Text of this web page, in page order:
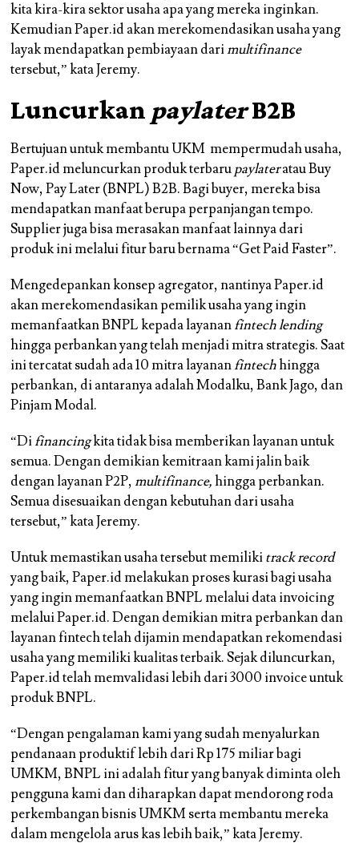
kita kira-kira sektor usaha apa yang mereka inginkan.
Kemudian Paper.id akan merekomendasikan usaha yang
layak mendapatkan pembiayaan darimultifinance
tersebut,” kata Jeremy.
Luncurkan paylaterB2B
Bertujuan untuk membantu UKM mempermudah usaha,
Paper.id meluncurkan produk terbarupaylateratau Buy
Now, Pay Later (BNPL) B2B. Bagi buyer, mereka bisa
mendapatkan manfaat berupa perpanjangan tempo.
Supplier juga bisa merasakan manfaat lainnya dari
produk ini melalui fitur baru bernama “Get Paid Faster”.
Mengedepankan konsep agregator, nantinya Paper.id
akan merekomendasikan pemilik usaha yang ingin
memanfaatkan BNPL kepada layananfintech lending
hingga perbankan yang telah menjadi mitra strategis. Saat
ini tercatat sudah ada 10 mitra layananfintechhingga
perbankan, di antaranya adalah Modalku, Bank Jago, dan
Pinjam Modal.
“Difinancingkita tidak bisa memberikan layanan untuk
semua. Dengan demikian kemitraan kami jalin baik
dengan layanan P2P,multifinance,hingga perbankan.
Semua disesuaikan dengan kebutuhan dari usaha
tersebut,” kata Jeremy.
Untuk memastikan usaha tersebut memilikitrack record
yang baik, Paper.id melakukan proses kurasi bagi usaha
yang ingin memanfaatkan BNPL melalui data invoicing
melalui Paper.id. Dengan demikian mitra perbankan dan
layanan fintech telah dijamin mendapatkan rekomendasi
usaha yang memiliki kualitas terbaik. Sejak diluncurkan,
Paper.id telah memvalidasi lebih dari 3000 invoice untuk
produk BNPL.
“Dengan pengalaman kami yang sudah menyalurkan
pendanaan produktif lebih dari Rp 175 miliar bagi
UMKM, BNPL ini adalah fitur yang banyak diminta oleh
pengguna kami dan diharapkan dapat mendorong roda
perkembangan bisnis UMKM serta membantu mereka
dalam mengelola arus kas lebih baik,” kata Jeremy.